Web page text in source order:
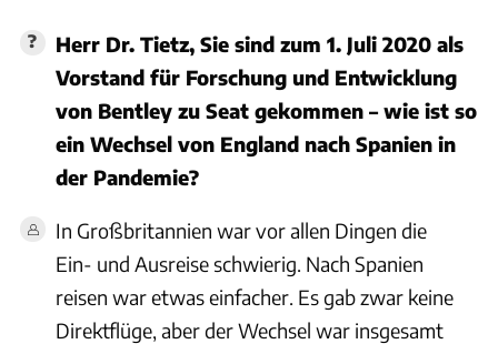
Herr Dr. Tietz, Sie sind zum 1. Juli 2020 als
Vorstand für Forschung und Entwicklung
von Bentley zu Seat gekommen – wie ist so
ein Wechsel von England nach Spanien in
der Pandemie?
In Großbritannien war vor allen Dingen die
Ein- und Ausreise schwierig. Nach Spanien
reisen war etwas einfacher. Es gab zwar keine
Direktflüge, aber der Wechsel war insgesamt